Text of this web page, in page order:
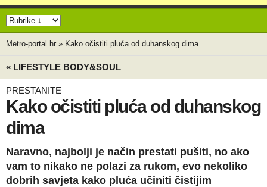
Metro-portal.hr » Kako očistiti pluća od duhanskog dima
« LIFESTYLE BODY&SOUL
PRESTANITE
Kako očistiti pluća od duhanskog
dima
Naravno, najbolji je način prestati pušiti, no ako
vam to nikako ne polazi za rukom, evo nekoliko
dobrih savjeta kako pluća učiniti čistijim